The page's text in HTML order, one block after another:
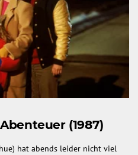
(1987)
hat abends leider nicht viel